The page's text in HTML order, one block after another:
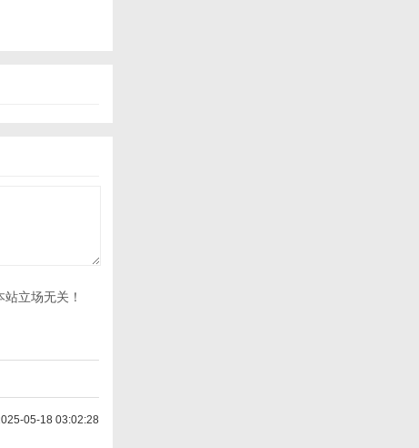
立场无关！
05-18 03:02:28